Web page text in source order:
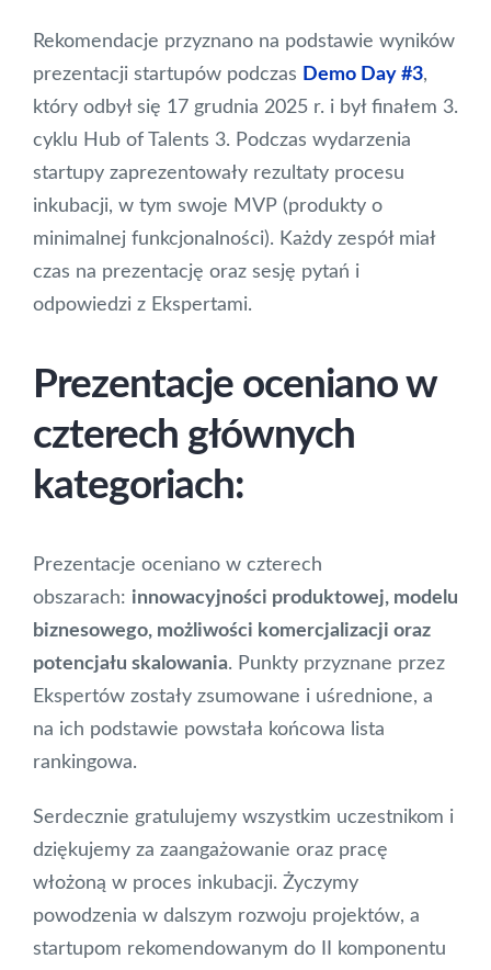
Rekomendacje przyznano na podstawie wyników
prezentacji startupów podczas Demo Day #3,
który odbył się 17 grudnia 2025 r. i był finałem 3.
cyklu Hub of Talents 3. Podczas wydarzenia
startupy zaprezentowały rezultaty procesu
inkubacji, w tym swoje MVP (produkty o
minimalnej funkcjonalności). Każdy zespół miał
czas na prezentację oraz sesję pytań i
odpowiedzi z Ekspertami.
Prezentacje oceniano w
czterech głównych
kategoriach:
Prezentacje oceniano w czterech
obszarach: innowacyjności produktowej, modelu
biznesowego, możliwości komercjalizacji oraz
potencjału skalowania. Punkty przyznane przez
Ekspertów zostały zsumowane i uśrednione, a
na ich podstawie powstała końcowa lista
rankingowa.
Serdecznie gratulujemy wszystkim uczestnikom i
dziękujemy za zaangażowanie oraz pracę
włożoną w proces inkubacji. Życzymy
powodzenia w dalszym rozwoju projektów, a
startupom rekomendowanym do II komponentu